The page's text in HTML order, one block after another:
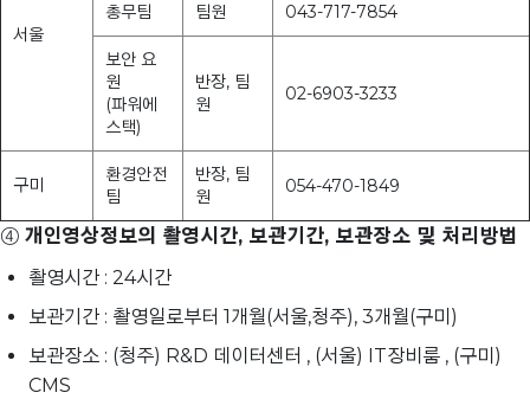
서울
총무팀 팀원 043-717-7854
보안 요
원
(파워에
스택)
반장, 팀
원
02-6903-3233
구미
환경안전
팀
반장, 팀
원
054-470-1849
④ 개인영상정보의 촬영시간, 보관기간, 보관장소 및 처리방법
촬영시간 : 24시간
보관기간 : 촬영일로부터 1개월(서울,청주), 3개월(구미)
보관장소 : (청주) R&D 데이터센터 , (서울) IT장비룸 , (구미)
CMS